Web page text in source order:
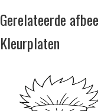
Gerelateerde
Kleurplaten